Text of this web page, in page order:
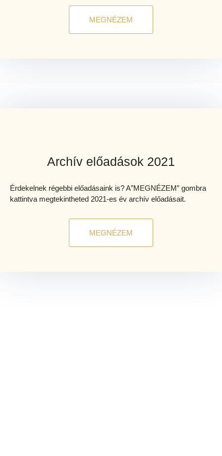
MEGNÉZEM
Archív előadások 2021
Érdekelnek régebbi előadásaink is? A”MEGNÉZEM” gombra
kattintva megtekintheted 2021-es év archív előadásait.
MEGNÉZEM